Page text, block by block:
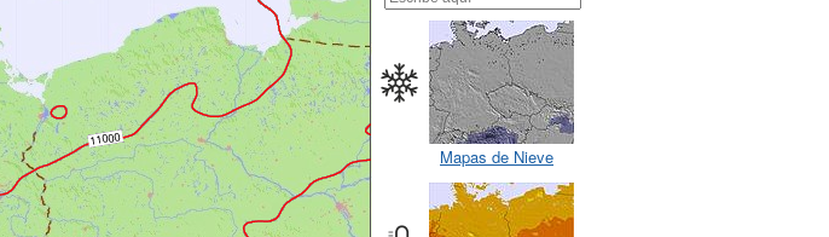
Mapas de Nieve